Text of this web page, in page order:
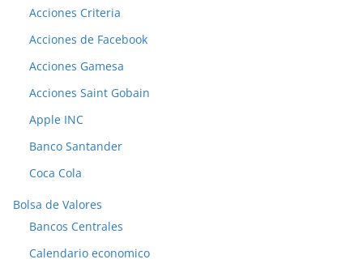
Acciones Criteria
Acciones de Facebook
Acciones Gamesa
Acciones Saint Gobain
Apple INC
Banco Santander
Coca Cola
Bolsa de Valores
Bancos Centrales
Calendario economico